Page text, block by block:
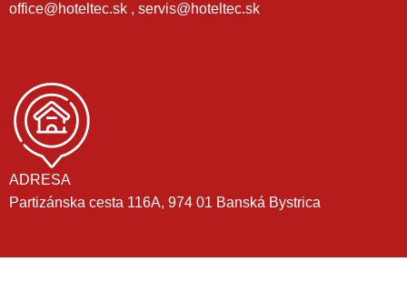
office@hoteltec.sk , servis@hoteltec.sk
ADRESA
Partizánska cesta 116A, 974 01 Banská Bystrica